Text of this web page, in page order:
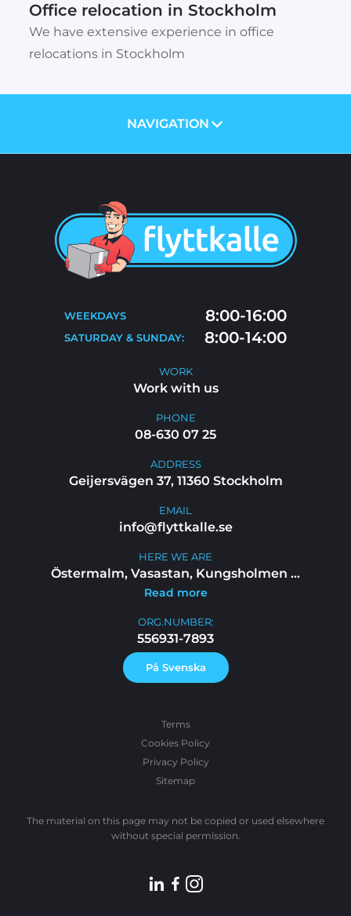
Office relocation in Stockholm
We have extensive experience in office
relocations in Stockholm
NAVIGATION
SERVICES
BLOG
MOVING TIPS
WORK WITH US
WEEKDAYS 8:00-16:00
SATURDAY & SUNDAY: 8:00-14:00
WORK
Work with us
PHONE
08-630 07 25
ADDRESS
Geijersvägen 37, 11360 Stockholm
EMAIL
info@flyttkalle.se
ORG.NUMBER:
556931-7893
På Svenska
HERE WE ARE
Östermalm, Vasastan, Kungsholmen ...
Read more
The material on this page may not be copied or used elsewhere
without special permission.
Terms
Cookies Policy
Privacy Policy
Sitemap